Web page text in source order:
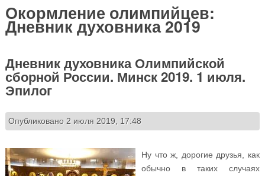
Окормление олимпийцев:
Дневник духовника 2019
Дневник духовника Олимпийской
сборной России. Минск 2019. 1 июля.
Эпилог
Опубликовано 2 июля 2019, 17:48
Ну что ж, дорогие друзья, как
обычно в таких случаях